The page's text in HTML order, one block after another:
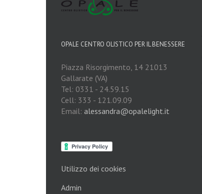
OPALE CENTRO OLISTICO PER IL BENESSERE
Piazza Risorgimento, 14 21013
Gallarate (VA)
Tel: 0331 - 24.59.15
Cell: 333 - 121.09.09
Email: alessandra@opalelight.it
Utilizzo dei cookies
Admin